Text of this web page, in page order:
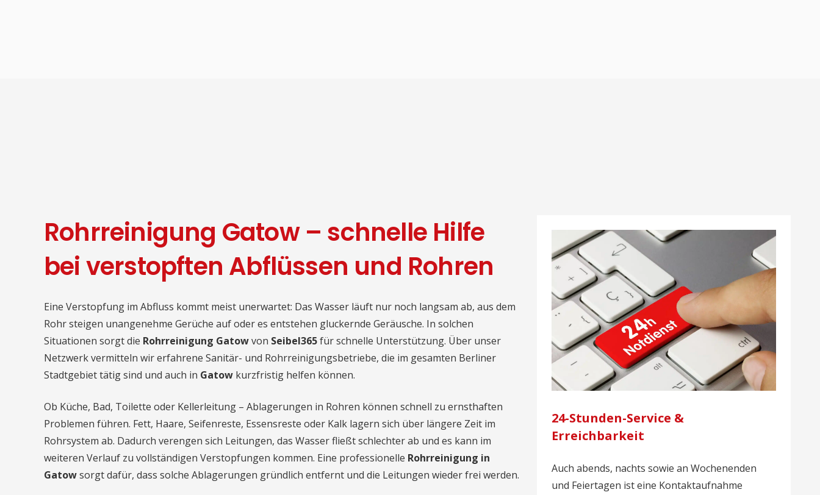
Rohrreinigung Gatow – schnelle Hilfe
bei verstopften Abflüssen und Rohren
Eine Verstopfung im Abfluss kommt meist unerwartet: Das Wasser läuft nur noch langsam ab, aus dem
Rohr steigen unangenehme Gerüche auf oder es entstehen gluckernde Geräusche. In solchen
Situationen sorgt die Rohrreinigung Gatowvon Seibel365für schnelle Unterstützung. Über unser
Netzwerk vermitteln wir erfahrene Sanitär- und Rohrreinigungsbetriebe, die im gesamten Berliner
Stadtgebiet tätig sind und auch in Gatow kurzfristig helfen können.
Ob Küche, Bad, Toilette oder Kellerleitung – Ablagerungen in Rohren können schnell zu ernsthaften
Problemen führen. Fett, Haare, Seifenreste, Essensreste oder Kalk lagern sich über längere Zeit im
Rohrsystem ab. Dadurch verengen sich Leitungen, das Wasser fließt schlechter ab und es kann im
weiteren Verlauf zu vollständigen Verstopfungen kommen. Eine professionelle Rohrreinigung in
Gatowsorgt dafür, dass solche Ablagerungen gründlich entfernt und die Leitungen wieder frei werden.
24-Stunden-Service &
Erreichbarkeit
Auch abends, nachts sowie an Wochenenden
und Feiertagen ist eine Kontaktaufnahme